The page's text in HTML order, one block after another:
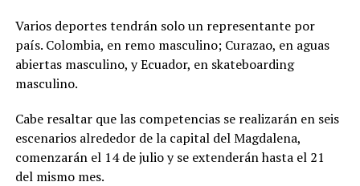
Varios deportes tendrán solo un representante por
país. Colombia, en remo masculino; Curazao, en aguas
abiertas masculino, y Ecuador, en skateboarding
masculino.
Cabe resaltar que las competencias se realizarán en seis
escenarios alrededor de la capital del Magdalena,
comenzarán el 14 de julio y se extenderán hasta el 21
del mismo mes.